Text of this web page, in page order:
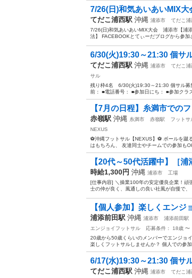
7/26(日)和気あいあいMIX
てだこ浦西駅 沖縄 浦添市 てだこ浦
7/26(日)和気あいあいMIX大会 浦添市【浦
法】 FACEBOOKとてぃーだブログから参加
6/30(火)19:30～21:30 個サ
てだこ浦西駅 沖縄 浦添市 てだこ浦
サル
残り枠4名 6/30(火)19:30～21:30 個サル募
前： ■電話番号： ■参加日にち： ■参加クラ
【7月の日程】糸満市での
赤嶺駅 沖縄 糸満市 赤嶺駅
フットサ
NEXUS
⚽️沖縄フットサル【NEXUS】⚽️ ボールを蹴
はもちろん、 友達同士やチームでの参加も
【20代～50代活躍中】［
時給1,300円 沖縄 浦添市
工場
[仕事内容] ＼操業100年の安定優良企業
士の仲が良く、風通しの良い社風が自慢で
【個人参加】楽しくエンジ
浦添前田駅 沖縄 浦添市 浦添前田駅
エンジョイフットサル
応募条件： 18歳 〜
20歳から50歳くらいのメンバーでエンジョ
楽しくフットサルしませんか？ 個人での参
6/17(水)19:30～21:30 個サ
てだこ浦西駅 沖縄 浦添市 てだこ浦